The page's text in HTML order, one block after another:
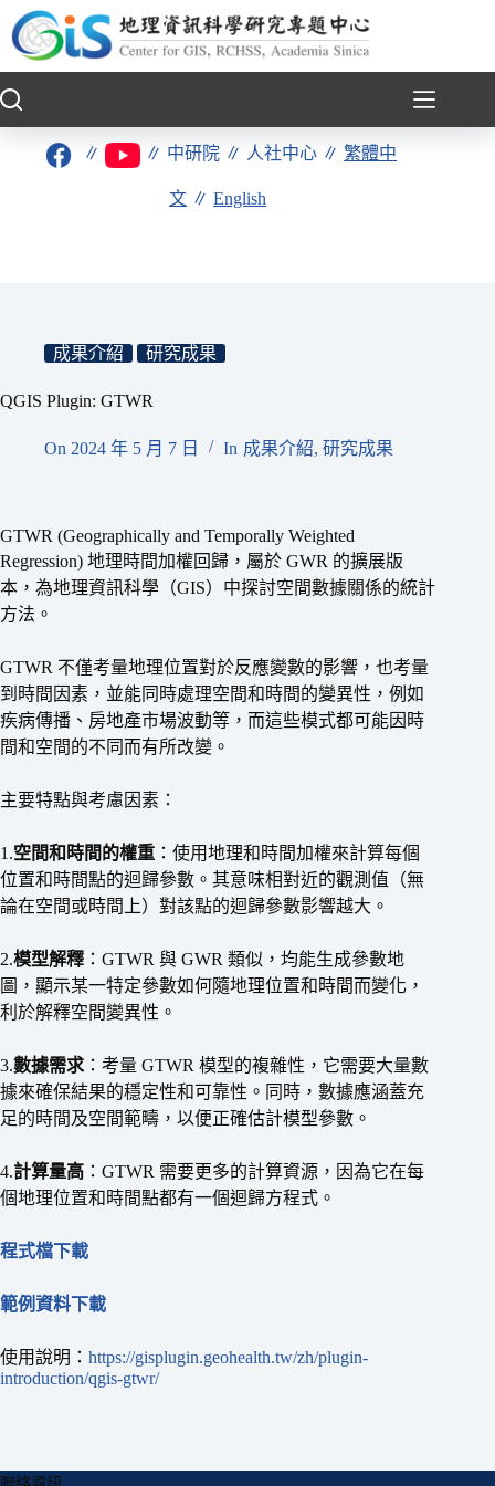
至
要
∥ ∥ 中研院 ∥ 人社中心 ∥繁體中
文 ∥English
成果介紹 研究成果
QGIS Plugin: GTWR
On 2024 年 5 月 7 日 In 成果介紹, 研究成果
GTWR (Geographically and Temporally Weighted
Regression) 地理時間加權回歸，屬於 GWR 的擴展版
本，為地理資訊科學（GIS）中探討空間數據關係的統計
方法。
GTWR 不僅考量地理位置對於反應變數的影響，也考量
到時間因素，並能同時處理空間和時間的變異性，例如
疾病傳播、房地產市場波動等，而這些模式都可能因時
間和空間的不同而有所改變。
主要特點與考慮因素：
1.空間和時間的權重 ：使用地理和時間加權來計算每個
位置和時間點的迴歸參數。其意味相對近的觀測值（無
論在空間或時間上）對該點的迴歸參數影響越大。
2.模型解釋 ：GTWR 與 GWR 類似，均能生成參數地
圖，顯示某一特定參數如何隨地理位置和時間而變化，
利於解釋空間變異性。
3.數據需求 ：考量 GTWR 模型的複雜性，它需要大量數
據來確保結果的穩定性和可靠性。同時，數據應涵蓋充
足的時間及空間範疇，以便正確估計模型參數。
4.計算量高 ：GTWR 需要更多的計算資源，因為它在每
個地理位置和時間點都有一個迴歸方程式。
程式檔下載
範例資料下載
使用說明： https://gisplugin.geohealth.tw/zh/plugin-
introduction/qgis-gtwr/